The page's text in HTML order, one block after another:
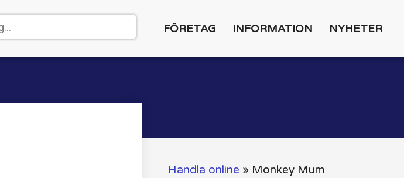
FÖRETAG INFORMATION NYHETER
Handla online » Monkey Mum